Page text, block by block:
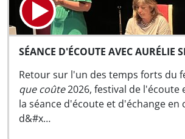
SÉANCE D'ÉCOUTE AVEC AURÉLIE
Retour sur l'un des temps forts du
que coûte2026, festival de l'écoute
la séance d'écoute et d'échange en
d&#x…